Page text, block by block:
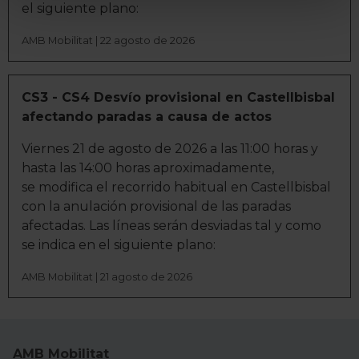
Identificar su dispositivo analizándolo activamente
para buscar características específicas (huellas
Obtenga más información sobre cómo se procesan sus
datos personales y establezca sus preferencias en la
sección de datos. Puede cambiar o retirar su
de cookies.
La publicidad digital personalizada, basada en la
información recogida mediante cookies o tecnologías
similares (como, por ejemplo, la dirección IP, los
identificadores de cookies o páginas visitadas), nos
esta página web sin coste para nuestros usuarios.
el siguiente plano:
AMB Mobilitat | 22 agosto de 2026
CS3 - CS4 Desvío provisional en Castellbisbal
afectando paradas a causa de actos
Viernes 21 de agosto de 2026 a las 11:00 horas y
hasta las 14:00 horas aproximadamente,
se modifica el recorrido habitual en Castellbisbal
con la anulación provisional de las paradas
afectadas. Las líneas serán desviadas tal y como
se indica en el siguiente plano:
AMB Mobilitat | 21 agosto de 2026
AMB Mobilitat